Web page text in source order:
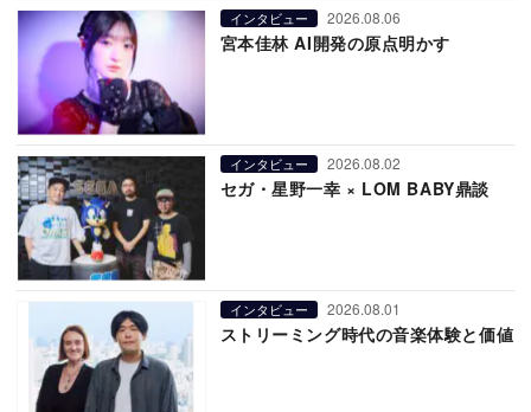
インタビュー 2026.08.06
宮本佳林 AI開発の原点明かす
インタビュー 2026.08.02
セガ・星野一幸 × LOM BABY鼎談
インタビュー 2026.08.01
ストリーミング時代の音楽体験と価値